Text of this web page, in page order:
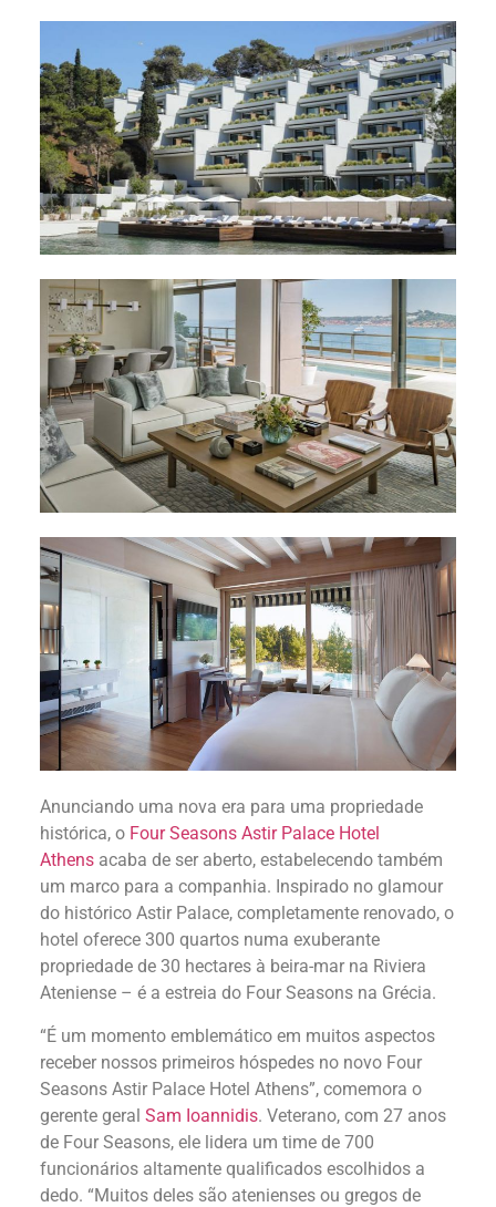
Anunciando uma nova era para uma propriedade
histórica, o Four Seasons Astir Palace Hotel
Athens acaba de ser aberto, estabelecendo também
um marco para a companhia. Inspirado no glamour
do histórico Astir Palace, completamente renovado, o
hotel oferece 300 quartos numa exuberante
propriedade de 30 hectares à beira-mar na Riviera
Ateniense – é a estreia do Four Seasons na Grécia.
“É um momento emblemático em muitos aspectos
receber nossos primeiros hóspedes no novo Four
Seasons Astir Palace Hotel Athens”, comemora o
gerente geral Sam Ioannidis. Veterano, com 27 anos
de Four Seasons, ele lidera um time de 700
funcionários altamente qualificados escolhidos a
dedo. “Muitos deles são atenienses ou gregos de